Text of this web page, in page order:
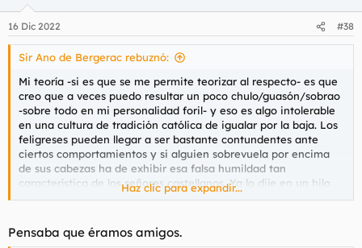
e
s
16 Dic 2022 #38
Sir Ano de Bergerac rebuznó:
Mi teoría -si es que se me permite teorizar al respecto- es que
creo que a veces puedo resultar un poco chulo/guasón/sobrao
-sobre todo en mi personalidad foril- y eso es algo intolerable
en una cultura de tradición católica de igualar por la baja. Los
feligreses pueden llegar a ser bastante contundentes ante
ciertos comportamientos y si alguien sobrevuela por encima
de sus cabezas ha de exhibir esa falsa humildad tan
característica de los señores castellanos. Ya lo dije en un hilo
sobre@Max_Demian, otro caso similar, otra persona que
pongo un poco gilipollas.
Haz clic para expandir...
Pensaba que éramos amigos.